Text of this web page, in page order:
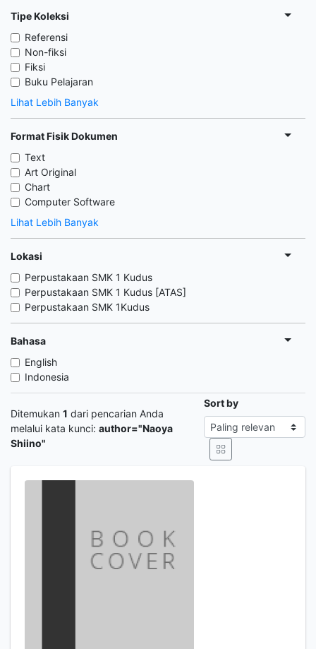
Tipe Koleksi
Referensi
Non-fiksi
Fiksi
Buku Pelajaran
Lihat Lebih Banyak
Format Fisik Dokumen
Text
Art Original
Chart
Computer Software
Lihat Lebih Banyak
Lokasi
Perpustakaan SMK 1 Kudus
Perpustakaan SMK 1 Kudus [ATAS]
Perpustakaan SMK 1Kudus
Bahasa
English
Indonesia
Ditemukan 1 dari pencarian Anda
melalui kata kunci: author="Naoya
Shiino"
Sort by